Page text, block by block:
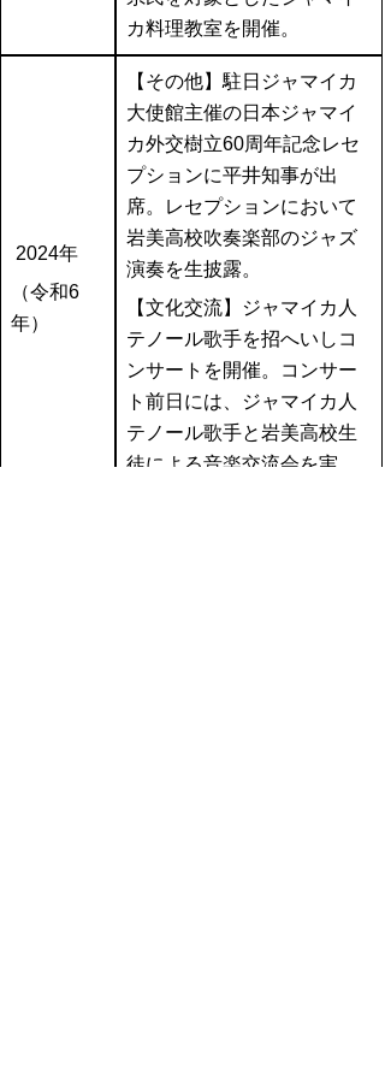
カ料理教室を開催。
2024年
（令和6
年）
【その他】 駐日ジャマイカ
大使館主催の日本ジャマイ
カ外交樹立60周年記念レセ
プションに平井知事が出
席。レセプションにおいて
岩美高校吹奏楽部のジャズ
演奏を生披露。
【文化交流】ジャマイカ人
テノール歌手を招へいしコ
ンサートを開催。コンサー
ト前日には、ジャマイカ人
テノール歌手と岩美高校生
徒による音楽交流会を実